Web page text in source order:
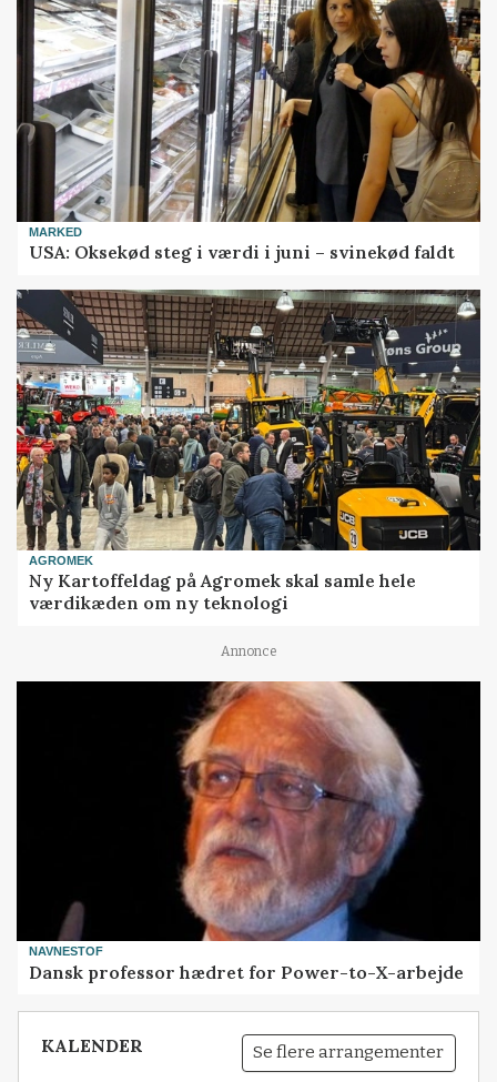
MARKED
USA: Oksekød steg i værdi i juni – svinekød faldt
AGROMEK
Ny Kartoffeldag på Agromek skal samle hele
værdikæden om ny teknologi
Annonce
NAVNESTOF
Dansk professor hædret for Power-to-X-arbejde
KALENDER Se flere arrangementer